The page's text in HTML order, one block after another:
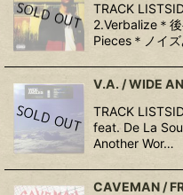
TRACK
2.Verbalize＊
Pieces＊ノイ
V.A. / WIDE
TRACK
feat. De La
Another Wor…
CAVEMAN /